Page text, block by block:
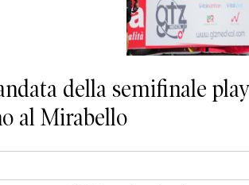
della semifinale
al Mirabello